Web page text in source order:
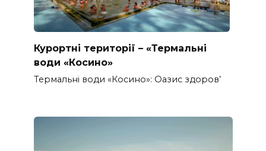
Курортні території – «Термальні
води «Косино»
Термальні води «Косино»: Оазис здоров’